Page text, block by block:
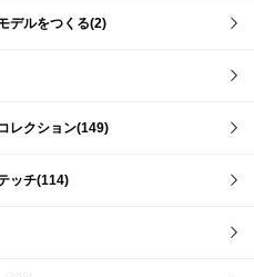
デルをつくる(2)
レクション(149)
ッチ(114)